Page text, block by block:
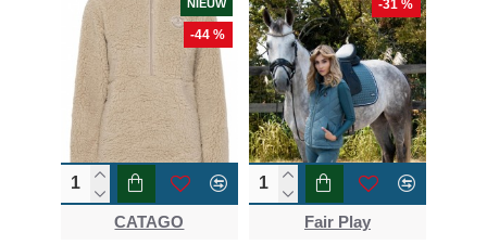
NIEUW
-44 %
CATAGO
-31 %
Fair Play